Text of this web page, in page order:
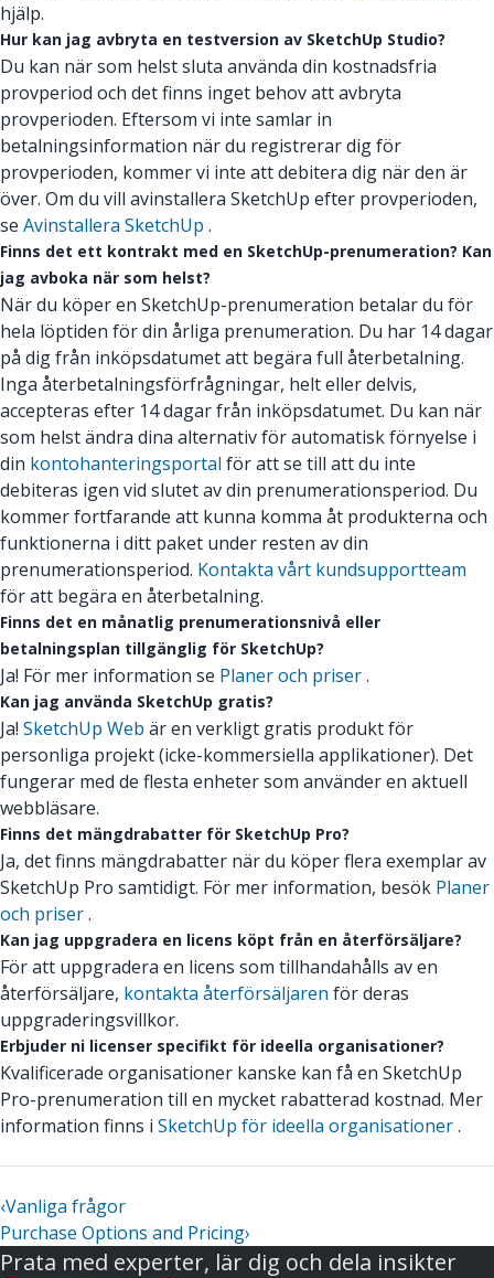
hjälp.
Hur kan jag avbryta en testversion av SketchUp Studio?
Du kan när som helst sluta använda din kostnadsfria
provperiod och det finns inget behov att avbryta
provperioden. Eftersom vi inte samlar in
betalningsinformation när du registrerar dig för
provperioden, kommer vi inte att debitera dig när den är
över. Om du vill avinstallera SketchUp efter provperioden,
se Avinstallera SketchUp .
Finns det ett kontrakt med en SketchUp-prenumeration? Kan
jag avboka när som helst?
När du köper en SketchUp-prenumeration betalar du för
hela löptiden för din årliga prenumeration. Du har 14 dagar
på dig från inköpsdatumet att begära full återbetalning.
Inga återbetalningsförfrågningar, helt eller delvis,
accepteras efter 14 dagar från inköpsdatumet. Du kan när
som helst ändra dina alternativ för automatisk förnyelse i
din kontohanteringsportal för att se till att du inte
debiteras igen vid slutet av din prenumerationsperiod. Du
kommer fortfarande att kunna komma åt produkterna och
funktionerna i ditt paket under resten av din
prenumerationsperiod. Kontakta vårt kundsupportteam
för att begära en återbetalning.
Finns det en månatlig prenumerationsnivå eller
betalningsplan tillgänglig för SketchUp?
Ja! För mer information se Planer och priser.
Kan jag använda SketchUp gratis?
Ja! SketchUp Web är en verkligt gratis produkt för
personliga projekt (icke-kommersiella applikationer). Det
fungerar med de flesta enheter som använder en aktuell
webbläsare.
Finns det mängdrabatter för SketchUp Pro?
Ja, det finns mängdrabatter när du köper flera exemplar av
SketchUp Pro samtidigt. För mer information, besök Planer
och priser.
Kan jag uppgradera en licens köpt från en återförsäljare?
För att uppgradera en licens som tillhandahålls av en
återförsäljare, kontakta återförsäljaren för deras
uppgraderingsvillkor.
Erbjuder ni licenser specifikt för ideella organisationer?
Kvalificerade organisationer kanske kan få en SketchUp
Pro-prenumeration till en mycket rabatterad kostnad. Mer
information finns i SketchUp för ideella organisationer.
‹Vanliga frågor
Purchase Options and Pricing›
Prata med experter, lär dig och dela insikter